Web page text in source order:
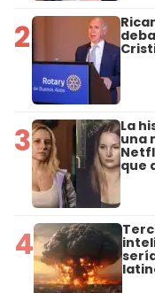
2
3 La
una
que
4